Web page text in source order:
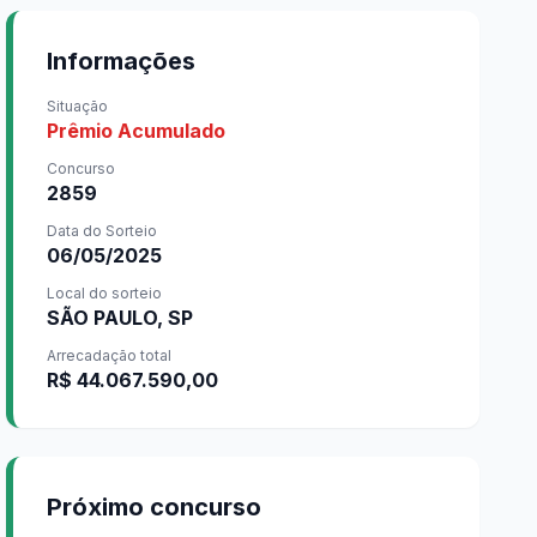
Informações
Situação
Prêmio Acumulado
Concurso
2859
Data do Sorteio
06/05/2025
Local do sorteio
SÃO PAULO, SP
Arrecadação total
R$ 44.067.590,00
Próximo concurso